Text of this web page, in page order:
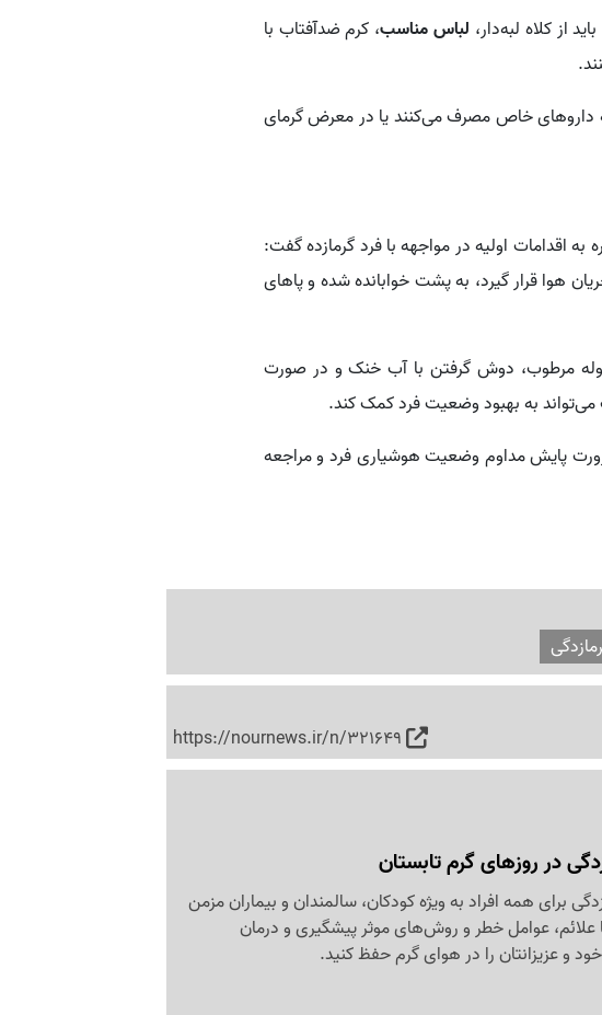
از کلاه لبه‌دار، لباس مناسب، کرم ضدآفتاب با
داروهای خاص مصرف می‌کنند یا در معرض گرمای
اقدامات اولیه در مواجهه با فرد گرمازده گفت:
هوا قرار گیرد، به پشت خوابانده شده و پاهای
مرطوب، دوش گرفتن با آب خنک و در صورت
به بهبود وضعیت فرد کمک کند.
پایش مداوم وضعیت هوشیاری فرد و مراجعه
https://nournews.ir/n/321649
در روزهای گرم تابستان
برای همه افراد به ویژه کودکان، سالمندان و بیماران مزمن
علائم، عوامل خطر و روش‌های موثر پیشگیری و درمان
و عزیزانتان را در هوای گرم حفظ کنید.